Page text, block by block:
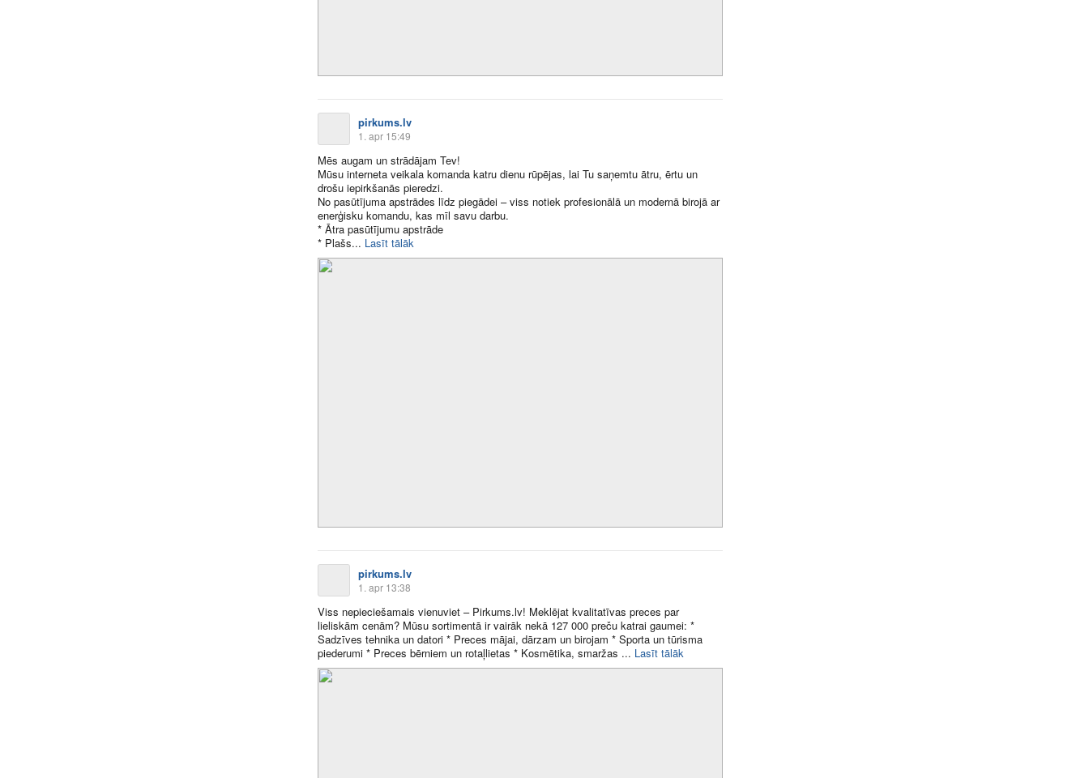
pirkums.lv
1. apr 15:49
Mēs augam un strādājam Tev!
Mūsu interneta veikala komanda katru dienu rūpējas, lai Tu saņemtu ātru, ērtu un
drošu iepirkšanās pieredzi.
No pasūtījuma apstrādes līdz piegādei – viss notiek profesionālā un modernā birojā ar
enerģisku komandu, kas mīl savu darbu.
* Ātra pasūtījumu apstrāde
* Plašs​... Lasīt tālāk
pirkums.lv
1. apr 13:38
Viss nepieciešamais vienuviet – Pirkums.lv! Meklējat kvalitatīvas preces par
lieliskām cenām? Mūsu sortimentā ir vairāk nekā 127 000 preču katrai gaumei: *
Sadzīves tehnika un datori * Preces mājai, dārzam un birojam * Sporta un tūrisma
piederumi * Preces bērniem un rotaļlietas * Kosmētika, smaržas ​... Lasīt tālāk